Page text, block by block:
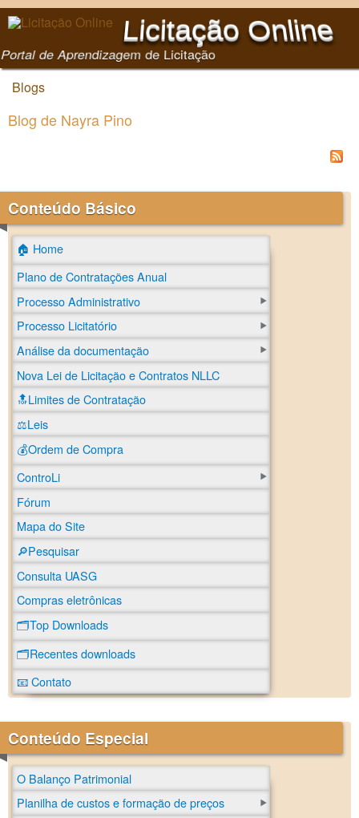
Pular para o conteúdo
principal
Licitação Online
Portal de Aprendizagem de Licitação
Você está aqui
Blogs
Blog de Nayra Pino
Conteúdo Básico
🏠 Home
Plano de Contratações Anual
Processo Administrativo
Processo Licitatório
Análise da documentação
Nova Lei de Licitação e Contratos NLLC
🔝Limites de Contratação
⚖️Leis
💰Ordem de Compra
ControLi
Fórum
Mapa do Site
🔎Pesquisar
Consulta UASG
Compras eletrônicas
🗂️Top Downloads
🗂️Recentes downloads
📧 Contato
Conteúdo Especial
O Balanço Patrimonial
Planilha de custos e formação de preços